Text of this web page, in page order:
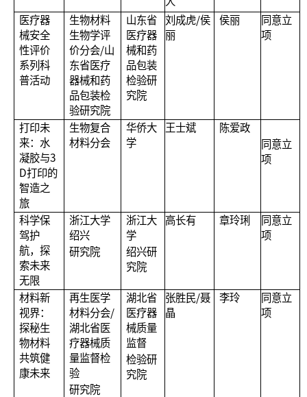
人
医疗器
械安全
性评价
系列科
普活动
生物材料
生物学评
价分会/山
东省医疗
器械和药
品包装检
验研究院
山东省
医疗器
械和药
品包装
检验研
究院
刘成虎/侯
丽
侯丽
同意立
项
打印未
来：水
凝胶与3
D打印的
智造之
旅
生物复合
材料分会
华侨大
学
王士斌
陈爱政
同意立
项
科学保
驾护
航，探
索未来
无限
浙江大学
绍兴
研究院
浙江大
学
绍兴研
究院
高长有 章玲琍
同意立
项
材料新
视界：
探秘生
物材料
共筑健
康未来
再生医学
材料分会/
湖北省医
疗器械质
量监督检
验
研究院
湖北省
医疗器
械质量
监督
检验研
究院
张胜民/聂
晶
李玲
同意立
项